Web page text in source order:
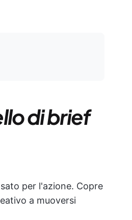
di brief
per l'azione. Copre
a muoversi